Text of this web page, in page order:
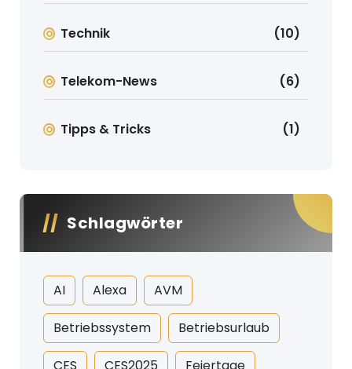
Technik (10)
Telekom-News (6)
Tipps & Tricks (1)
Schlagwörter
AI Alexa AVM
Betriebssystem Betriebsurlaub